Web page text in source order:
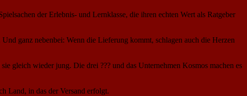
der Erlebnis- und Lernklasse, die ihren echten Wert als Ratgeber
ganz nebenbei: Wenn die Lieferung kommt, schlagen auch die Herzen
gleich wieder jung. Die drei ??? und das Unternehmen Kosmos machen es
Land, in das der Versand erfolgt.